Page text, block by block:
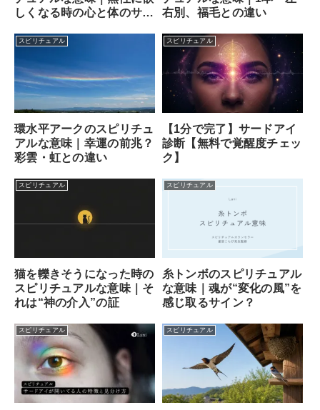
しくなる時の心と体のサイ
右別、福毛との違い
スピリチュアル
環水平アークのスピリチュ
アルな意味｜幸運の前兆？
彩雲・虹との違い
スピリチュアル
【1分で完了】サードアイ
診断【無料で覚醒度チェッ
ク】
スピリチュアル
猫を轢きそうになった時の
スピリチュアルな意味｜そ
れは“神の介入”の証
スピリチュアル
糸トンボのスピリチュアル
な意味｜魂が“変化の風”を
感じ取るサイン？
スピリチュアル スピリチュアル